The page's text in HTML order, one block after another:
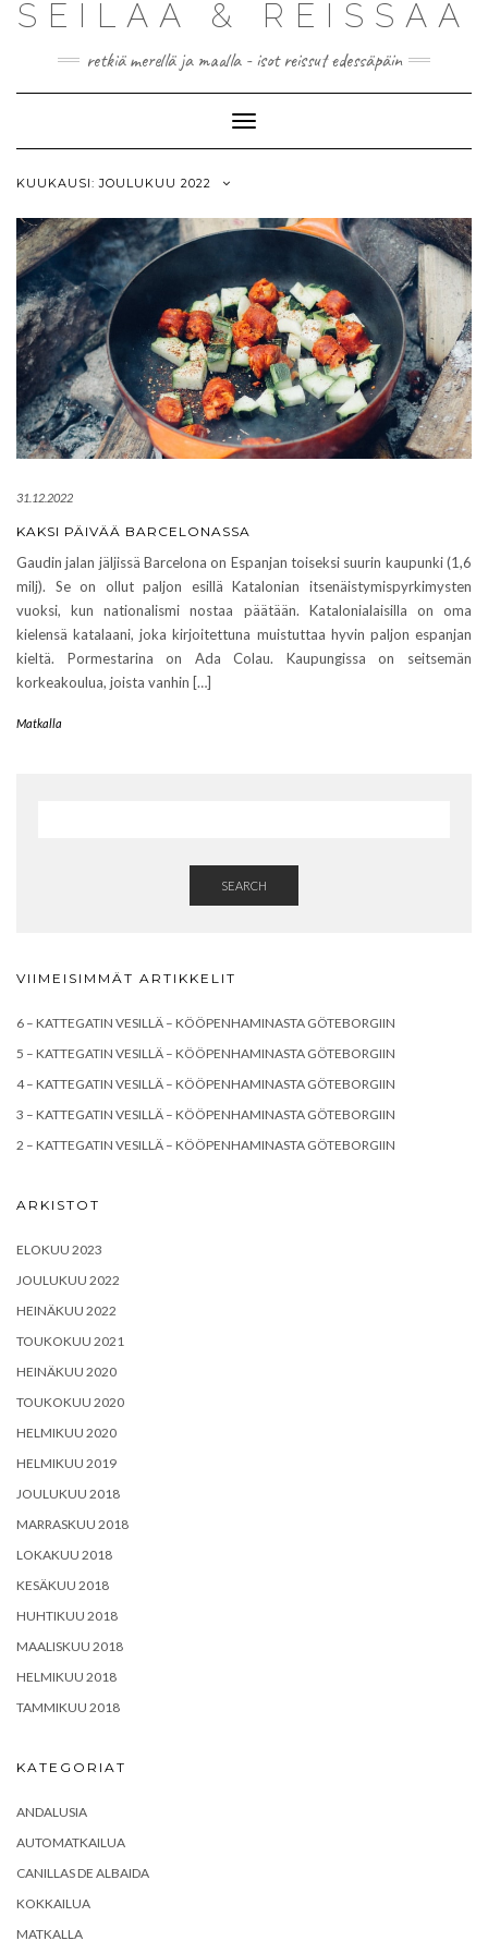
SEILAA & REISSAA
retkiä merellä ja maalla - isot reissut edessäpäin
Toggle
Navigation
KUUKAUSI:JOULUKUU 2022
31.12.2022
KAKSI PÄIVÄÄ BARCELONASSA
Gaudin jalan jäljissä Barcelona on Espanjan toiseksi suurin kaupunki (1,6
milj). Se on ollut paljon esillä Katalonian itsenäistymispyrkimysten
vuoksi, kun nationalismi nostaa päätään. Katalonialaisilla on oma
kielensä katalaani, joka kirjoitettuna muistuttaa hyvin paljon espanjan
kieltä. Pormestarina on Ada Colau. Kaupungissa on seitsemän
korkeakoulua, joista vanhin […]
Matkalla
SEARCH
VIIMEISIMMÄT ARTIKKELIT
6 – KATTEGATIN VESILLÄ – KÖÖPENHAMINASTA GÖTEBORGIIN
5 – KATTEGATIN VESILLÄ – KÖÖPENHAMINASTA GÖTEBORGIIN
4 – KATTEGATIN VESILLÄ – KÖÖPENHAMINASTA GÖTEBORGIIN
3 – KATTEGATIN VESILLÄ – KÖÖPENHAMINASTA GÖTEBORGIIN
2 – KATTEGATIN VESILLÄ – KÖÖPENHAMINASTA GÖTEBORGIIN
ARKISTOT
ELOKUU 2023
JOULUKUU 2022
HEINÄKUU 2022
TOUKOKUU 2021
HEINÄKUU 2020
TOUKOKUU 2020
HELMIKUU 2020
HELMIKUU 2019
JOULUKUU 2018
MARRASKUU 2018
LOKAKUU 2018
KESÄKUU 2018
HUHTIKUU 2018
MAALISKUU 2018
HELMIKUU 2018
TAMMIKUU 2018
KATEGORIAT
ANDALUSIA
AUTOMATKAILUA
CANILLAS DE ALBAIDA
KOKKAILUA
MATKALLA